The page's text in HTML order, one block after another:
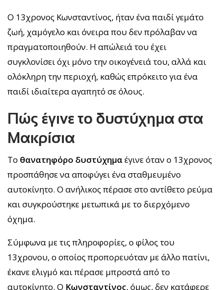
Ο 13χρονος Κωνσταντίνος, ήταν ένα παιδί γεμάτο
ζωή, χαμόγελο και όνειρα που δεν πρόλαβαν να
πραγματοποιηθούν. Η απώλειά του έχει
συγκλονίσει όχι μόνο την οικογένειά του, αλλά και
ολόκληρη την περιοχή, καθώς επρόκειτο για ένα
παιδί ιδιαίτερα αγαπητό σε όλους.
Πώς έγινε το δυστύχημα στα
Μακρίσια
Το θανατηφόρο δυστύχημαέγινε όταν ο 13χρονος
προσπάθησε να αποφύγει ένα σταθμευμένο
αυτοκίνητο. Ο ανήλικος πέρασε στο αντίθετο ρεύμα
και συγκρούστηκε μετωπικά με το διερχόμενο
όχημα.
Σύμφωνα με τις πληροφορίες, ο φίλος του
13χρονου, ο οποίος προπορευόταν με άλλο πατίνι,
έκανε ελιγμό και πέρασε μπροστά από το
αυτοκίνητο. Ο Κωνσταντίνος, όμως, δεν κατάφερε